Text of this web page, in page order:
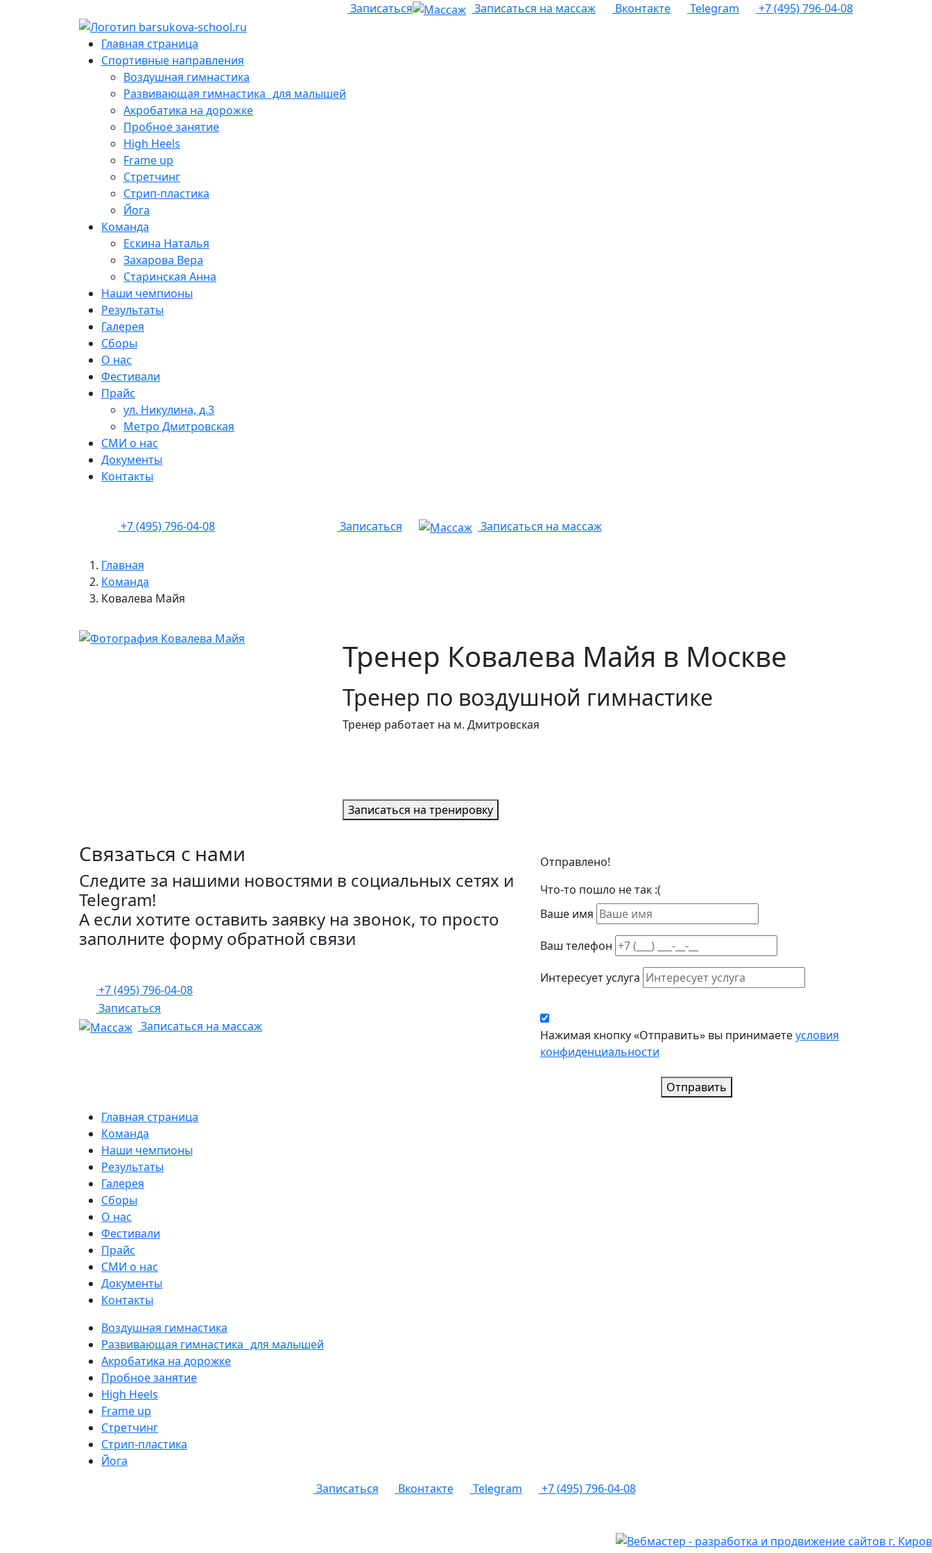
Записаться Записаться на массаж Вконтакте Telegram +7 (495) 796-04-08
Главная страница
Спортивные направления
Воздушная гимнастика
Развивающая гимнастика для малышей
Акробатика на дорожке
Пробное занятие
High Heels
Frame up
Cтретчинг
Стрип-пластика
Йога
Команда
Ескина Наталья
Захарова Вера
Старинская Анна
Наши чемпионы
Результаты
Галерея
Сборы
О нас
Фестивали
Прайс
ул. Никулина, д.3
Метро Дмитровская
СМИ о нас
Документы
Контакты
+7 (495) 796-04-08 Записаться Записаться на массаж
Главная
Команда
Ковалева Майя
Тренер Ковалева Майя в Москве
Тренер по воздушной гимнастике
Тренер работает на м. Дмитровская
Записаться на тренировку
Связаться с нами
Следите за нашими новостями в социальных сетях и
Telegram!
А если хотите оставить заявку на звонок, то просто
заполните форму обратной связи
+7 (495) 796-04-08
Записаться
Записаться на массаж
Отправлено!
Что-то пошло не так :(
Ваше имя
Ваш телефон
Интересует услуга
Нажимая кнопку «Отправить» вы принимаетеусловия
конфиденциальности
Отправить
Главная страница
Команда
Наши чемпионы
Результаты
Галерея
Сборы
О нас
Фестивали
Прайс
СМИ о нас
Документы
Контакты
Воздушная гимнастика
Развивающая гимнастика для малышей
Акробатика на дорожке
Пробное занятие
High Heels
Frame up
Cтретчинг
Стрип-пластика
Йога
Записаться
Вконтакте Telegram +7 (495) 796-04-08